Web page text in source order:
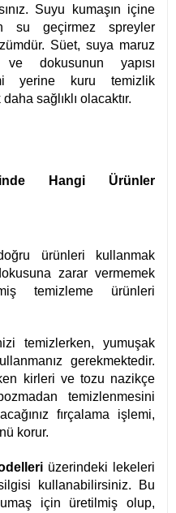
Suyu kumaşın içine
su geçirmez spreyler
Süet, suya maruz
ve dokusunun yapısı
yerine kuru temizlik
sağlıklı olacaktır.
Hangi Ürünler
ürünleri kullanmak
zarar vermemek
temizleme ürünleri
temizlerken, yumuşak
gerekmektedir.
kirleri ve tozu nazikçe
temizlenmesini
fırçalama işlemi,
korur.
üzerindeki lekeleri
kullanabilirsiniz. Bu
için üretilmiş olup,